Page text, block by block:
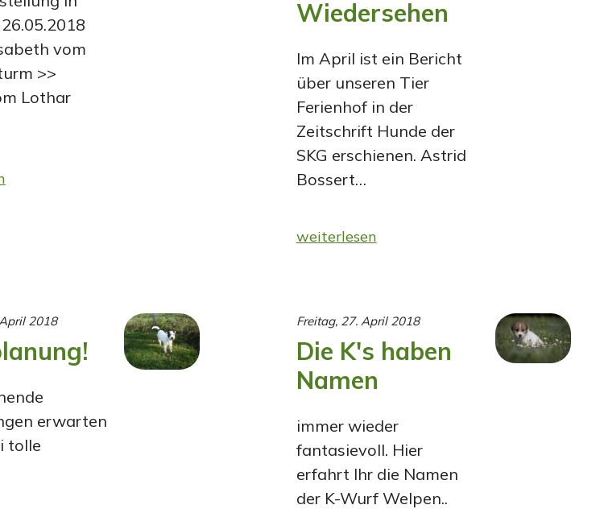
vom
>>
Lothar
Wiedersehen
Im April ist ein Bericht
über unseren Tier
Ferienhof in der
Zeitschrift Hunde der
SKG erschienen. Astrid
Bossert…
weiterlesen
2018
erwarten
tolle
Freitag, 27. April 2018
Die K's haben
Namen
immer wieder
fantasievoll. Hier
erfahrt Ihr die Namen
der K-Wurf Welpen..